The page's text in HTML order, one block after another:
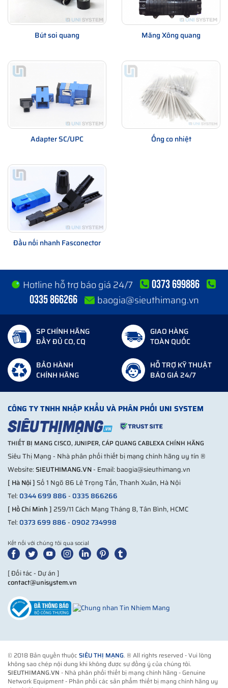
Bút soi quang Măng Xông quang
Adapter SC/UPC Ống co nhiệt
Đầu nối nhanh Fasconector
Hotline hỗ trợ báo giá 24/7
0373 699886
0335 866266
baogia@sieuthimang.vn
SP CHÍNH HÃNG
ĐẦY ĐỦ CO, CQ
GIAO HÀNG
TOÀN QUỐC
BẢO HÀNH
CHÍNH HÃNG
HỖ TRỢ KỸ THUẬT
BÁO GIÁ 24/7
CÔNG TY TNHH NHẬP KHẨU VÀ PHÂN PHỐI UNI SYSTEM
THIẾT BỊ MẠNG CISCO, JUNIPER, CÁP QUANG CABLEXA CHÍNH HÃNG
Siêu Thị Mạng - Nhà phân phối thiết bị mạng chính hãng uy tín ®
Website:SIEUTHIMANG.VN- Email: baogia@sieuthimang.vn
[ Hà Nội ] Số 1 Ngõ 86 Lê Trọng Tấn, Thanh Xuân, Hà Nội
Tel:0344 699 886-0335 866266
[ Hồ Chí Minh ] 259/11 Cách Mạng Tháng 8, Tân Bình, HCMC
Tel:0373 699 886-0902 734998
Kết nối với chúng tôi qua social
[ Đối tác - Dự án ]
contact@unisystem.vn
© 2018 Bản quyền thuộc SIÊU THỊ MẠNG. ® All rights reserved - Vui lòng
không sao chép nội dung khi không được sự đồng ý của chúng tôi.
SIEUTHIMANG.VN - Nhà phân phối thiết bị mạng chính hãng - Genuine
Network Equipment - Phân phối các sản phẩm thiết bị mạng chính hãng uy